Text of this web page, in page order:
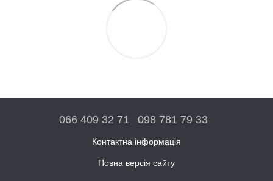
066 409 32 71 098 781 79 33
Контактна інформація
Повна версія сайту